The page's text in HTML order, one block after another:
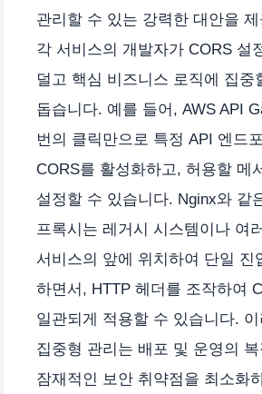
관리할 수 있는 강력한 대안을
각 서비스의 개발자가 CORS 설
덜고 핵심 비즈니스 로직에 집중
돕습니다. 예를 들어, AWS API
번의 클릭만으로 특정 API 엔드
CORS를 활성화하고, 허용할 메
설정할 수 있습니다. Nginx와 같
프록시는 레거시 시스템이나 여
서비스의 앞에 위치하여 단일 진
하면서, HTTP 헤더를 조작하여
일관되게 적용할 수 있습니다.
집중형 관리는 배포 및 운영의
잠재적인 보안 취약점을 최소화